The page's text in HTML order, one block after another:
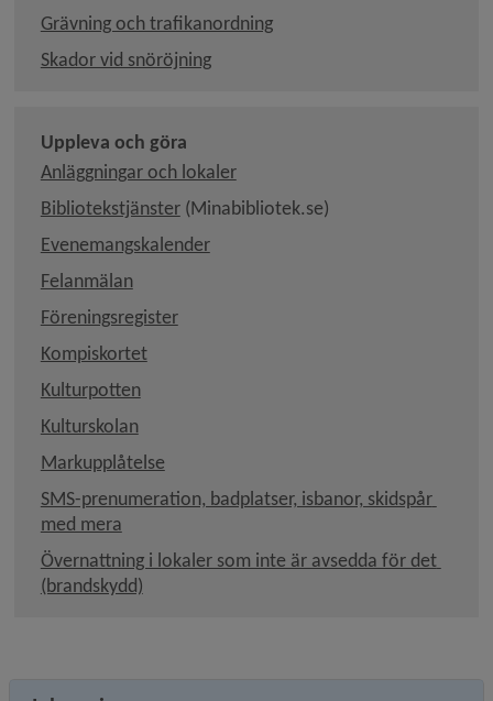
Grävning och trafikanordning
Skador vid snöröjning
Uppleva och göra
Anläggningar och lokaler
BibliotekstjänsterLänk till annan webbplats, öppnas i
(Minabibliotek.se)
EvenemangskalenderLänk till annan webbplats, öppnas
Felanmälan
Föreningsregister
Kompiskortet
Kulturpotten
KulturskolanLänk till annan webbplats, öppnas i nytt
MarkupplåtelseLänk till annan webbplats, öppnas i nytt
SMS-prenumeration, bad­platser, isbanor, skidspår
med meraLänk till annan webbplats, öppnas i nytt
Övernattning i lokaler som inte är avsedda för det
(brandskydd)